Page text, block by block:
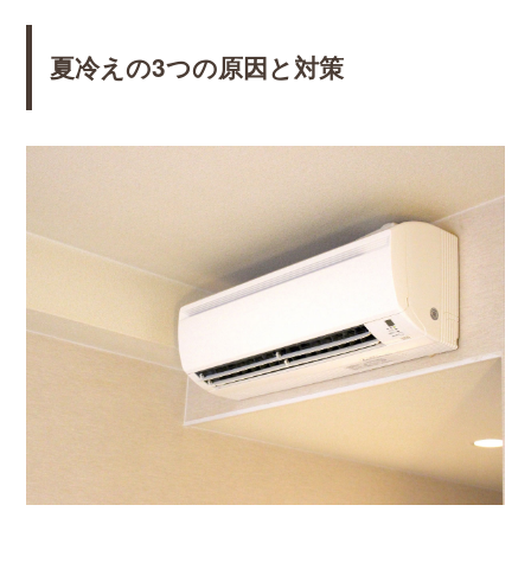
夏冷えの3つの原因と対策